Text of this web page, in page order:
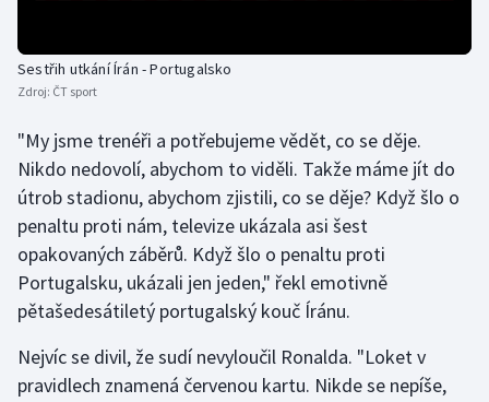
Plavání
Plážový volejbal
Ragby
Rychlobruslení
Rychlostní kanoistika
Short track
Sportovní střelba
Sestřih utkání Írán - Portugalsko
Zdroj: ČT sport
"My jsme trenéři a potřebujeme vědět, co se děje.
Nikdo nedovolí, abychom to viděli. Takže máme jít do
útrob stadionu, abychom zjistili, co se děje? Když šlo o
penaltu proti nám, televize ukázala asi šest
opakovaných záběrů. Když šlo o penaltu proti
Portugalsku, ukázali jen jeden," řekl emotivně
pětašedesátiletý portugalský kouč Íránu.
Nejvíc se divil, že sudí nevyloučil Ronalda. "Loket v
pravidlech znamená červenou kartu. Nikde se nepíše,